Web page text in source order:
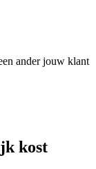
ander jouw klant
kost